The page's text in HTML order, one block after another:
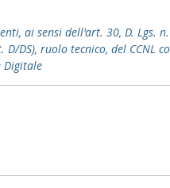
ai sensi dell'art. 30, D. Lgs.
DS), ruolo tecnico, del CCNL
Digitale